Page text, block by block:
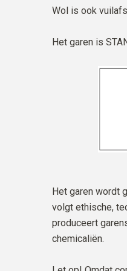
Wol is ook
Het garen is
Het garen wordt
volgt ethische,
produceert
chemicaliën.